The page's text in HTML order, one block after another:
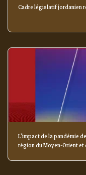
Cadre législatif jordanien
L'impact de la pandémie
région du Moyen-Orient